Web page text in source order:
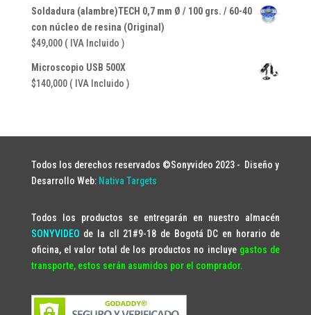
$41,650.$35,700.
Soldadura (alambre)TECH 0,7 mm Ø / 100 grs. / 60-40
con núcleo de resina (Original)
$49,000 ( IVA Incluido )
Microscopio USB 500X
$140,000 ( IVA Incluido )
Todos los derechos reservados ©Sonyvideo 2023 - Diseño y
Desarrollo Web: Nativa Targets
Todos los productos se entregarán en nuestro almacén
SONYVIDEO de la cll 21#9-18 de Bogotá DC en horario de
oficina, el valor total de los productos no incluye gastos de
transporte, estos serán asumidos por el comprador.